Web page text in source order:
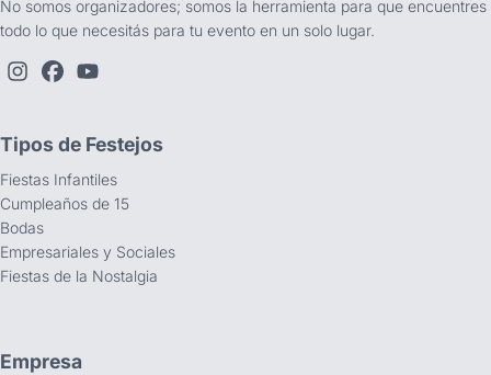
No somos organizadores; somos la herramienta para que encuentres
todo lo que necesitás para tu evento en un solo lugar.
Tipos de Festejos
Fiestas Infantiles
Cumpleaños de 15
Bodas
Empresariales y Sociales
Fiestas de la Nostalgia
Empresa